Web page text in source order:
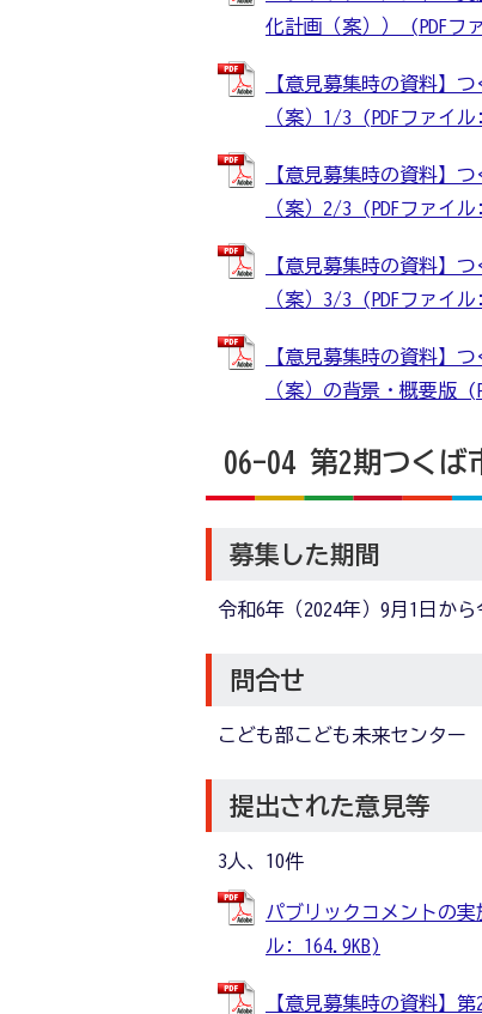
化計画（案）） (PDFフ
【意見募集時の資料】
（案）1/3 (PDFファイ
【意見募集時の資料】
（案）2/3 (PDFファイ
【意見募集時の資料】
（案）3/3 (PDFファイ
【意見募集時の資料】
（案）の背景・概要版
06-04 第2期つくば
募集した期間
令和6年（2024年）9月1日か
問合せ
こども部こども未来センター
提出された意見等
3人、10件
パブリックコメントの
ル: 164.9KB)
【意見募集時の資料】